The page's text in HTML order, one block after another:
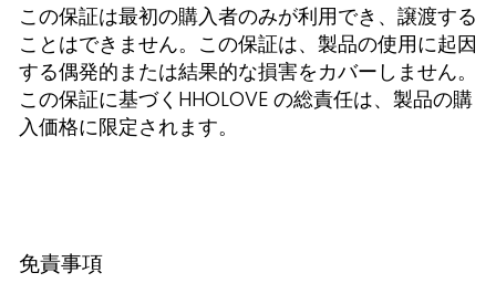
この保証は最初の購入者のみが利用でき、譲渡する
ことはできません。この保証は、製品の使用に起因
する偶発的または結果的な損害をカバーしません。
この保証に基づくHHOLOVE の総責任は、製品の購
入価格に限定されます。
免責事項